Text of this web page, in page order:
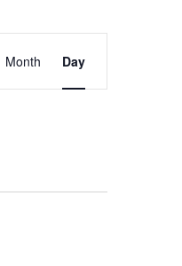
Views
Navigation
Month Day